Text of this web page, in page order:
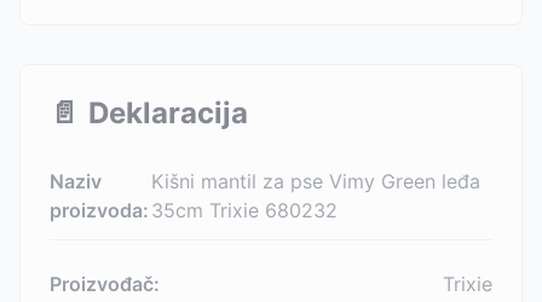
📄 Deklaracija
Naziv
proizvoda:
Kišni mantil za pse Vimy Green leđa
35cm Trixie 680232
Proizvođač: Trixie